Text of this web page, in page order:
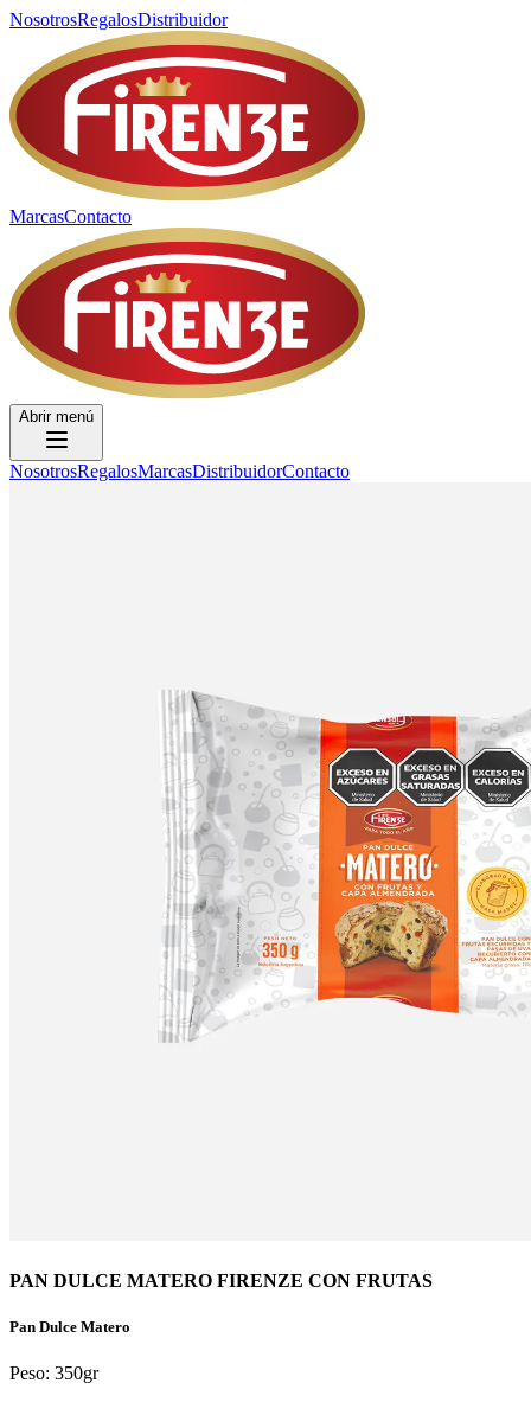
NosotrosRegalosDistribuidor
MarcasContacto
Abrir menú
NosotrosRegalosMarcasDistribuidorContacto
PAN DULCE MATERO FIRENZE CON FRUTAS
Pan Dulce Matero
Peso: 350gr